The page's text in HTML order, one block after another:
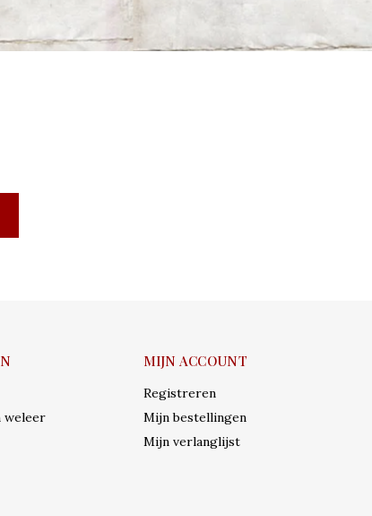
weleer
MIJN ACCOUNT
Registreren
Mijn bestellingen
Mijn verlanglijst